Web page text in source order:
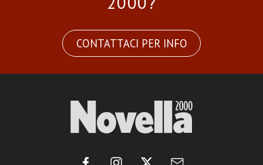
CONTATTACI PER INFO